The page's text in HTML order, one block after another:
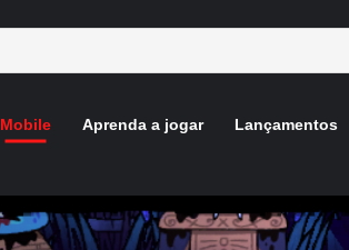
Mobile Aprenda a jogar Lançamentos